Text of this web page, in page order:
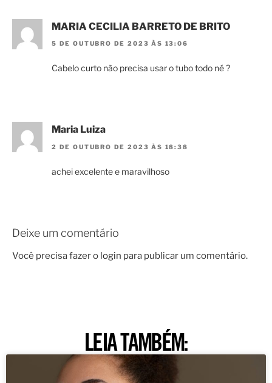
MARIA CECILIA BARRETO DE BRITO
5 DE OUTUBRO DE 2023 ÀS 13:06
Cabelo curto não precisa usar o tubo todo né ?
Maria Luiza
2 DE OUTUBRO DE 2023 ÀS 18:38
achei excelente e maravilhoso
Deixe um comentário
Você precisa fazer o login para publicar um comentário.
LEIA TAMBÉM: